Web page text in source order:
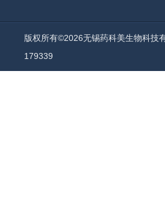
版权所有©2026无锡药科美生物科
179339